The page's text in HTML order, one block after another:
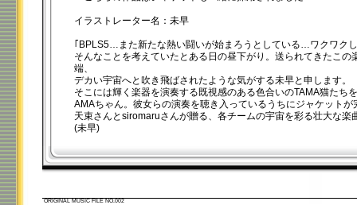
イラストレーター名：未早
｢BPLS5…また新たな熱い闘いが始まろうとしている…ワクワク
そんなことを考えていたとある日の昼下がり。送られてきたこの
端、
デカい宇宙へと吹き飛ばされたような気がする未早と申します。
そこには輝く楽器を演奏する既視感のある色合いのTAMA猫たち
AMAちゃん。彼女らの演奏を聴き入っているうちにジャケットが
天束さんとsiromaruさんが贈る、各チームの宇宙を彩る壮大な楽
(未早)
ORIGINAL MUSIC FILE NO.002